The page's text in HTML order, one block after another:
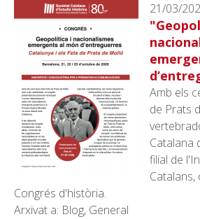
21/03/
Amb els
de Prats
Catalana
filial de
Catalans,
Congrés d'història.
Arxivat a: Blog, General